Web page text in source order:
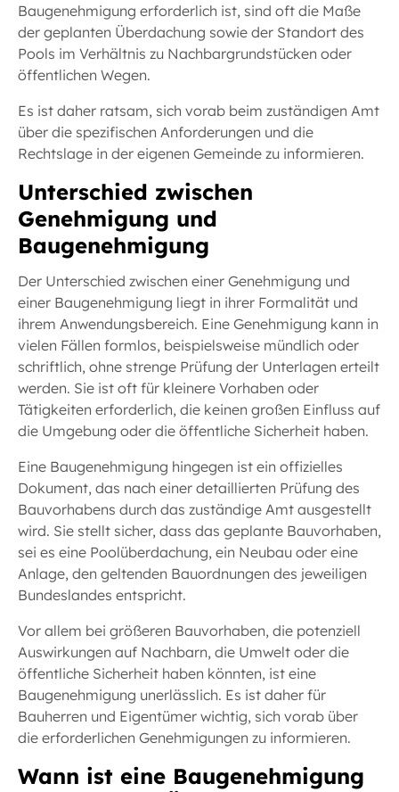
Baugenehmigung erforderlich ist, sind oft die Maße
der geplanten Überdachung sowie der Standort des
Pools im Verhältnis zu Nachbargrundstücken oder
öffentlichen Wegen.
Es ist daher ratsam, sich vorab beim zuständigen Amt
über die spezifischen Anforderungen und die
Rechtslage in der eigenen Gemeinde zu informieren.
Unterschied zwischen
Genehmigung und
Baugenehmigung
Der Unterschied zwischen einer Genehmigung und
einer Baugenehmigung liegt in ihrer Formalität und
ihrem Anwendungsbereich. Eine Genehmigung kann in
vielen Fällen formlos, beispielsweise mündlich oder
schriftlich, ohne strenge Prüfung der Unterlagen erteilt
werden. Sie ist oft für kleinere Vorhaben oder
Tätigkeiten erforderlich, die keinen großen Einfluss auf
die Umgebung oder die öffentliche Sicherheit haben.
Eine Baugenehmigung hingegen ist ein offizielles
Dokument, das nach einer detaillierten Prüfung des
Bauvorhabens durch das zuständige Amt ausgestellt
wird. Sie stellt sicher, dass das geplante Bauvorhaben,
sei es eine Poolüberdachung, ein Neubau oder eine
Anlage, den geltenden Bauordnungen des jeweiligen
Bundeslandes entspricht.
Vor allem bei größeren Bauvorhaben, die potenziell
Auswirkungen auf Nachbarn, die Umwelt oder die
öffentliche Sicherheit haben könnten, ist eine
Baugenehmigung unerlässlich. Es ist daher für
Bauherren und Eigentümer wichtig, sich vorab über
die erforderlichen Genehmigungen zu informieren.
Wann ist eine Baugenehmigung